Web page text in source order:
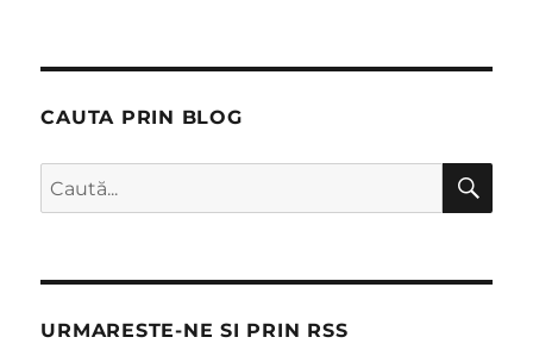
CAUTA PRIN BLOG
Caută
după:
URMARESTE-NE SI PRIN RSS